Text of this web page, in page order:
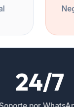
24/7